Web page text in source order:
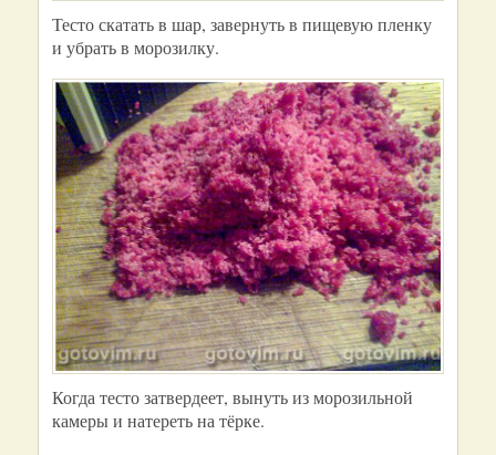
Тесто скатать в шар, завернуть в пищевую пленку
и убрать в морозилку.
Когда тесто затвердеет, вынуть из морозильной
камеры и натереть на тёрке.